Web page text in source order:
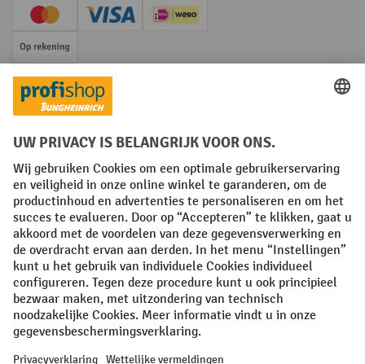
Creditcard (Master)Creditcard (Visa)iDEAL | Wero
Op rekening
Sociale netwerken
Facebook
YouTube
LinkedIn
Instagram
Algemene leveringsvoorwaarden Copyright
Privacyverklaring Privacy Instellingen
All prices excl. VAT plusshipping costsand possible delivery charges,
if not stated otherwise.
¹ De korting is geldig zolang de voorraad strekt. De korting is niet van